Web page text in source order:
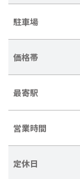
駐車場
価格帯
最寄駅
営業時間
定休日